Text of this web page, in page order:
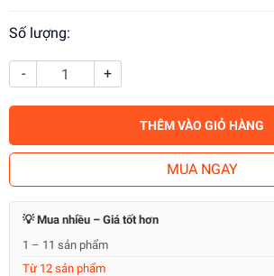
Số lượng:
- +
THÊM VÀO GIỎ HÀNG
MUA NGAY
💡 Mua nhiều – Giá tốt hơn
1 – 11 sản phẩm
Từ 12 sản phẩm